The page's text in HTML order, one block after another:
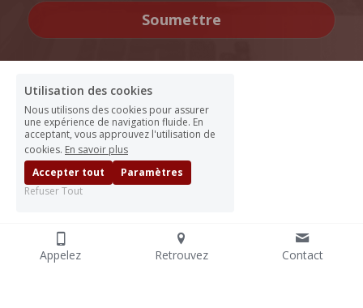
Soumettre
Appelez Retrouvez Contact
Utilisation des cookies
Nous utilisons des cookies pour assurer
une expérience de navigation fluide. En
acceptant, vous approuvez l'utilisation de
cookies. En savoir plus
Accepter tout
Paramètres
Refuser Tout